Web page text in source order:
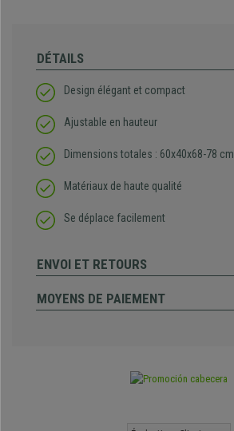
DÉTAILS
Design élégant et compact
Ajustable en hauteur
Dimensions totales : 60x40x68-78 cm
Matériaux de haute qualité
Se déplace facilement
ENVOI ET RETOURS
MOYENS DE PAIEMENT